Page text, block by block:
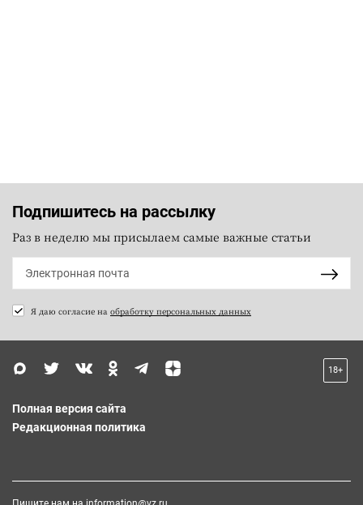
Подпишитесь на рассылку
Раз в неделю мы присылаем самые важные статьи
Я даю согласие на обработку персональных данных
18+
Полная версия сайта
Редакционная политика